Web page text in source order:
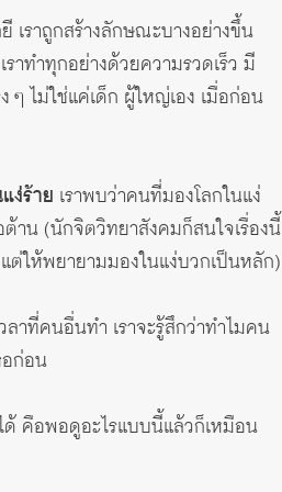
เราถูกสร้างลักษณะบางอย่างขึ้น
ราทำทุกอย่างด้วยความรวดเร็ว มี
ๆ ไม่ใช่แค่เด็ก ผู้ใหญ่เอง เมื่อก่อน
ง่ร้าย เราพบว่าคนที่มองโลกในแง่
าน (นักจิตวิทยาสังคมก็สนใจเรื่องนี้
ต่ให้พยายามมองในแง่บวกเป็นหลัก)
ลาที่คนอื่นทำ เราจะรู้สึกว่าทำไมคน
ก่อน
คือพอดูอะไรแบบนี้แล้วก็เหมือน